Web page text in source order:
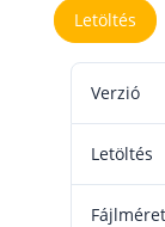
Letöltés
Verzió
Letöltés
Fájlméret